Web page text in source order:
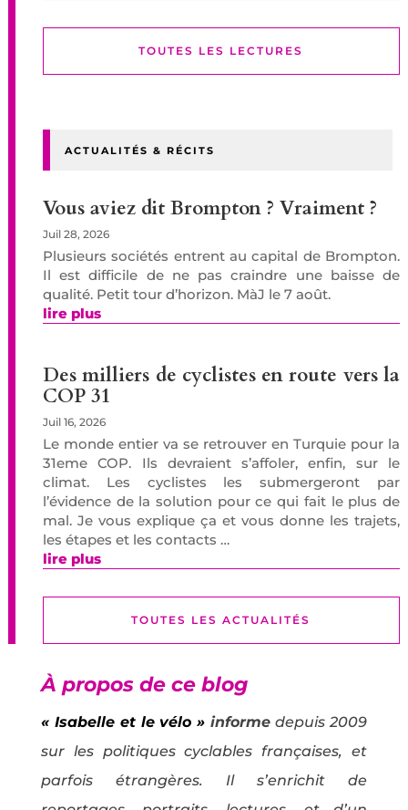
TOUTES LES LECTURES
ACTUALITÉS & RÉCITS
Vous aviez dit Brompton ? Vraiment ?
Juil 28, 2026
Plusieurs sociétés entrent au capital de Brompton.
Il est difficile de ne pas craindre une baisse de
qualité. Petit tour d’horizon. MàJ le 7 août.
lire plus
Des milliers de cyclistes en route vers la
COP 31
Juil 16, 2026
Le monde entier va se retrouver en Turquie pour la
31eme COP. Ils devraient s’affoler, enfin, sur le
climat. Les cyclistes les submergeront par
l’évidence de la solution pour ce qui fait le plus de
mal. Je vous explique ça et vous donne les trajets,
les étapes et les contacts …
lire plus
TOUTES LES ACTUALITÉS
À propos de ce blog
« Isabelle et le vélo » informe depuis 2009
sur les politiques cyclables françaises, et
parfois étrangères. Il s’enrichit de